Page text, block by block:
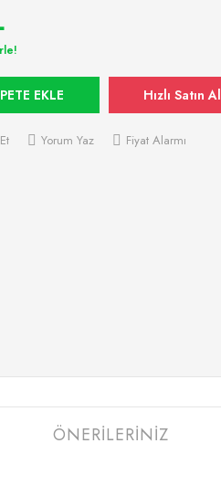
EKLE Hızlı Satın Al
Yorum Yaz Fiyat Alarmı
ÖNERİLERİNİZ